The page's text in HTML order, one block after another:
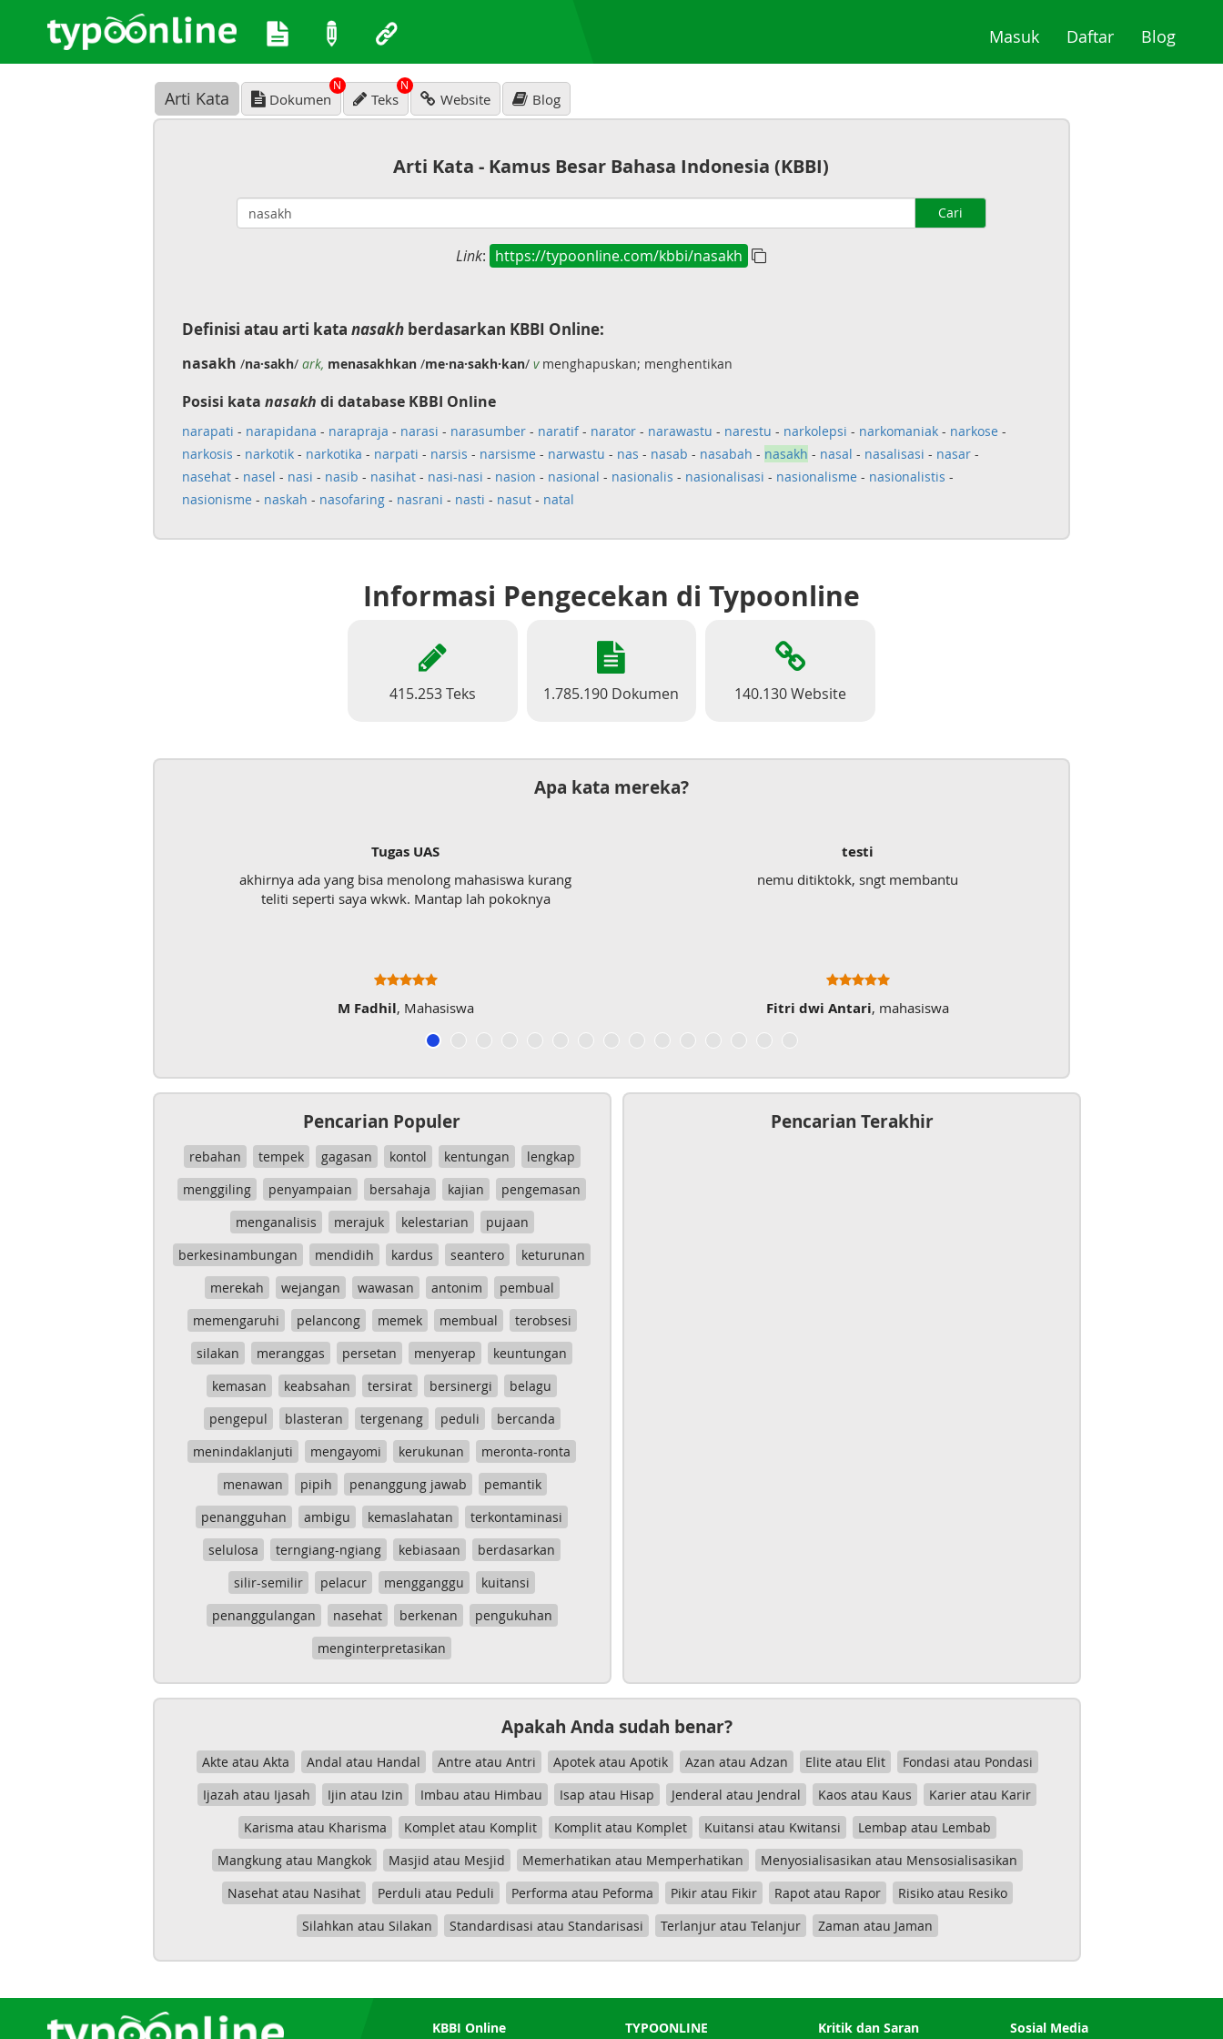
Masuk(current)
Daftar(current)
Blog
Arti Kata Dokumen
N
Teks
N
Website Blog
Arti Kata - Kamus Besar Bahasa Indonesia (KBBI)
Cari
Link: https://typoonline.com/kbbi/nasakh
Definisi atau arti kata nasakhberdasarkan KBBI Online:
nasakh /na·sakh/ ark, menasakhkan/me·na·sakh·kan/ vmenghapuskan; menghentikan
Posisi kata nasakh di database KBBI Online
narapati - narapidana - narapraja - narasi - narasumber- naratif- narator- narawastu - narestu - narkolepsi - narkomaniak- narkose -
narkosis - narkotik- narkotika - narpati - narsis - narsisme - narwastu - nas - nasab - nasabah - nasakh - nasal - nasalisasi - nasar-
nasehat- nasel - nasi - nasib - nasihat- nasi-nasi - nasion - nasional - nasionalis - nasionalisasi - nasionalisme - nasionalistis -
nasionisme - naskah - nasofaring- nasrani - nasti - nasut- natal
Informasi Pengecekan di Typoonline
415.253 Teks 1.785.190 Dokumen 140.130 Website
Apa kata mereka?
Tugas UAS
akhirnya ada yang bisa menolong mahasiswa kurang
teliti seperti saya wkwk. Mantap lah pokoknya
M Fadhil, Mahasiswa
testi
nemu ditiktokk, sngt membantu
Fitri dwi Antari, mahasiswa
Pencarian Populer
rebahan tempek gagasan kontol kentungan
lengkap
menggiling
penyampaian bersahaja kajian
pengemasan
menganalisis
merajuk kelestarian
pujaan
berkesinambungan
mendidih kardus seantero
keturunan
merekah
wejangan wawasan antonim
pembual
memengaruhi
pelancong memek membual
terobsesi
silakan
meranggas persetan menyerap
keuntungan
kemasan
keabsahan tersirat bersinergi
belagu
pengepul
blasteran tergenang peduli
bercanda
menindaklanjuti
mengayomi kerukunan
meronta-ronta
menawan
pipih penanggung jawab
pemantik
penangguhan
ambigu kemaslahatan
terkontaminasi
selulosa
terngiang-ngiang kebiasaan
berdasarkan
silir-semilir
pelacur mengganggu
kuitansi
penanggulangan
nasehat berkenan
pengukuhan
menginterpretasikan
Pencarian Terakhir
Apakah Anda sudah benar?
Akte atau Akta Andal atau Handal Antre atau Antri Apotek atau Apotik Azan atau Adzan Elite atau Elit
Fondasi atau Pondasi
Ijazah atau Ijasah
Ijin atau Izin Imbau atau Himbau Isap atau Hisap Jenderal atau Jendral Kaos atau Kaus
Karier atau Karir
Karisma atau Kharisma
Komplet atau Komplit Komplit atau Komplet Kuitansi atau Kwitansi
Lembap atau Lembab
Mangkung atau Mangkok
Masjid atau Mesjid Memerhatikan atau Memperhatikan
Menyosialisasikan atau Mensosialisasikan
Nasehat atau Nasihat
Perduli atau Peduli Performa atau Peforma Pikir atau Fikir Rapot atau Rapor
Risiko atau Resiko
Silahkan atau Silakan
Standardisasi atau Standarisasi Terlanjur atau Telanjur Zaman atau Jaman
KBBI Online TYPOONLINE Kritik dan Saran Sosial Media